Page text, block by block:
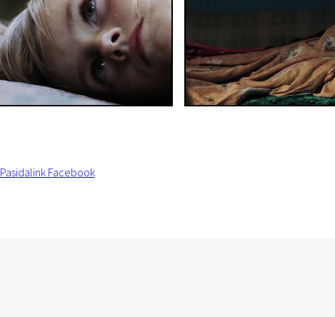
Pasidalink Facebook